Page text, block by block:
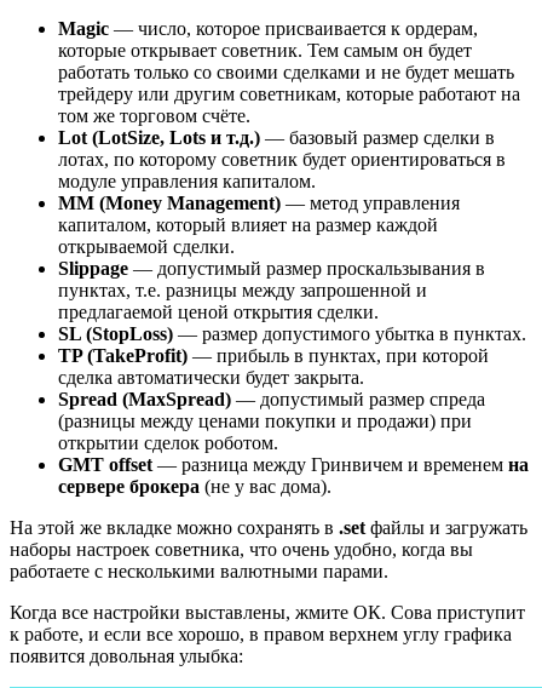
Magic — число, которое присваивается к ордерам,
которые открывает советник. Тем самым он будет
работать только со своими сделками и не будет мешать
трейдеру или другим советникам, которые работают на
том же торговом счёте.
Lot (LotSize, Lots и т.д.) — базовый размер сделки в
лотах, по которому советник будет ориентироваться в
модуле управления капиталом.
MM (Money Management) — метод управления
капиталом, который влияет на размер каждой
открываемой сделки.
Slippage — допустимый размер проскальзывания в
пунктах, т.е. разницы между запрошенной и
предлагаемой ценой открытия сделки.
SL (StopLoss) — размер допустимого убытка в пунктах.
TP (TakeProfit) — прибыль в пунктах, при которой
сделка автоматически будет закрыта.
Spread (MaxSpread) — допустимый размер спреда
(разницы между ценами покупки и продажи) при
открытии сделок роботом.
GMT offset — разница между Гринвичем и временем на
сервере брокера (не у вас дома).
На этой же вкладке можно сохранять в .set файлы и загружать
наборы настроек советника, что очень удобно, когда вы
работаете с несколькими валютными парами.
Когда все настройки выставлены, жмите ОК. Сова приступит
к работе, и если все хорошо, в правом верхнем углу графика
появится довольная улыбка: